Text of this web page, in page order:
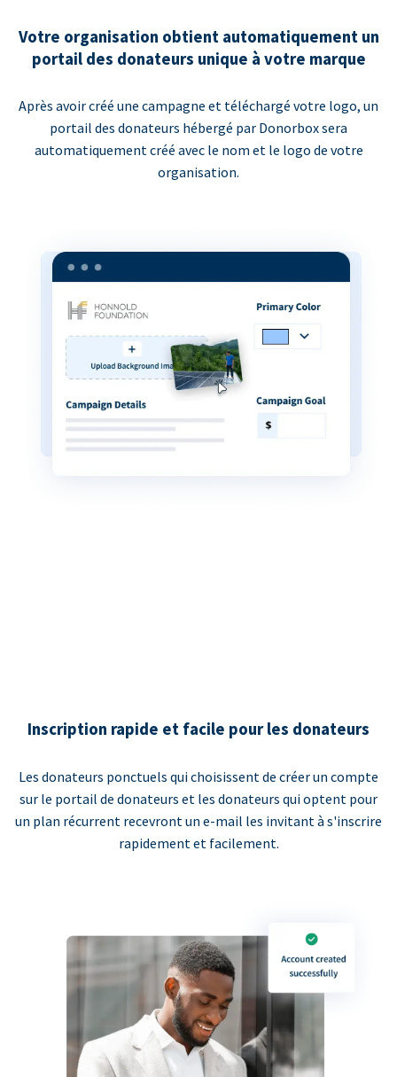
Votre organisation obtient automatiquement un
portail des donateurs unique à votre marque
Après avoir créé une campagne et téléchargé votre logo, un
portail des donateurs hébergé par Donorbox sera
automatiquement créé avec le nom et le logo de votre
organisation.
Inscription rapide et facile pour les donateurs
Les donateurs ponctuels qui choisissent de créer un compte
sur le portail de donateurs et les donateurs qui optent pour
un plan récurrent recevront un e-mail les invitant à s'inscrire
rapidement et facilement.